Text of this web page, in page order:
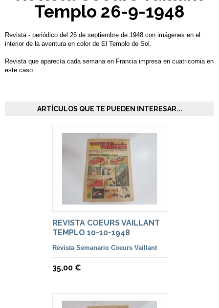
Templo 26-9-1948
Revista - periódico del 26 de septiembre de 1948 con imágenes en el
interior de la aventura en color de El Templo de Sol.
Revista que aparecía cada semana en Francia impresa en cuatricomia en
este caso.
ARTÍCULOS QUE TE PUEDEN INTERESAR...
REVISTA COEURS VAILLANT
TEMPLO 10-10-1948
Revista Semanario Coeurs Vaillant
35,00 €